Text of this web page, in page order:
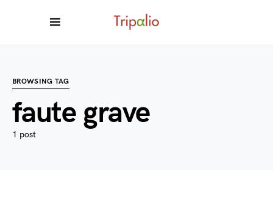
BROWSING TAG
faute grave
1 post